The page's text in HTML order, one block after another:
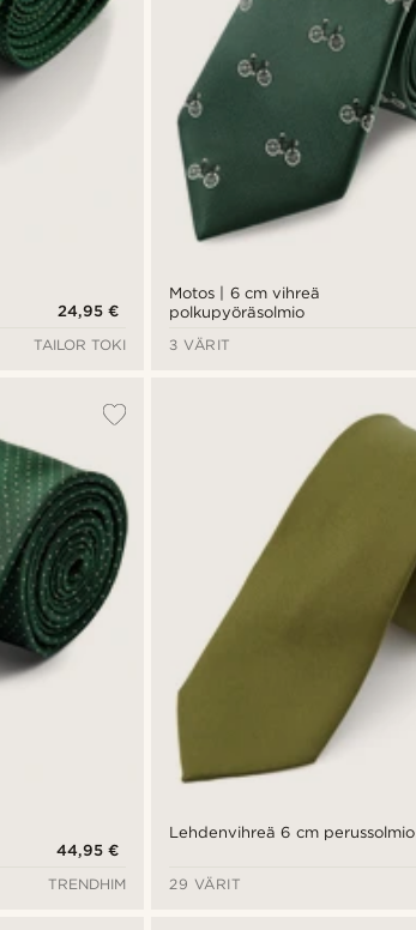
24,95 €
TAILOR TOKI
Motos | 6 cm vihreä
polkupyöräsolmio
3 VÄRIT
44,95 €
TRENDHIM
Lehdenvihreä 6 cm perussolmio
29 VÄRIT